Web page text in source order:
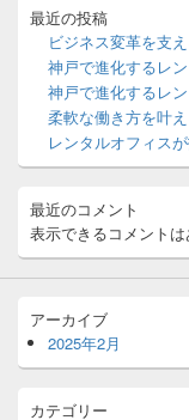
バ
ト
リ
ア
最近の投稿
ビジネス変革を支
神戸で進化するレ
神戸で進化するレ
柔軟な働き方を叶
レンタルオフィス
最近のコメント
表示できるコメントは
アーカイブ
2025年2月
カテゴリー